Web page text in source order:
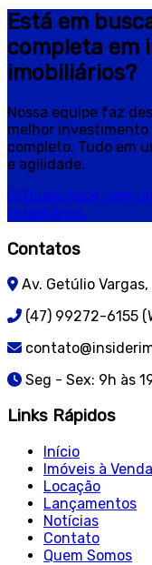
Está em
completa em
imobiliários?
Nossa equipe faz
melhor
completo. Tudo em
e agilidade.
Quero falar com
imobiliários.
Contatos
Av. Getúlio
(47) 99272-6155
Seg - Sex: 9h às
Links Rápidos
Início
Imóveis à Venda
Locação
Lançamentos
Notícias
Contato
Quem Somos